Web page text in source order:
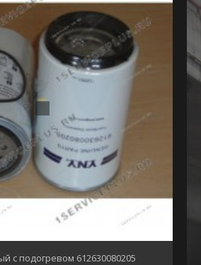
с подогревом 612630080205